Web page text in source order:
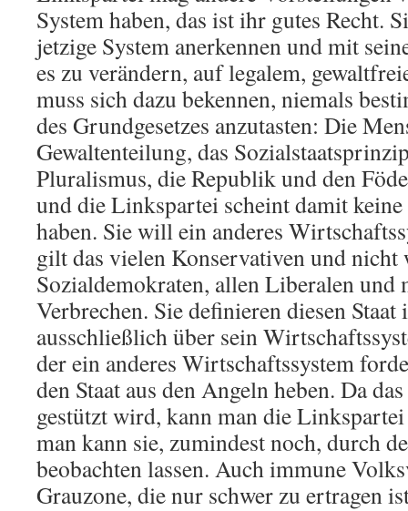
System haben, das ist ihr gutes Recht.
jetzige System anerkennen und mit
es zu verändern, auf legalem,
muss sich dazu bekennen, niemals
des Grundgesetzes anzutasten: Die
Gewaltenteilung, das
Pluralismus, die Republik und den
und die Linkspartei scheint damit
haben. Sie will ein anderes
gilt das vielen Konservativen und nicht
Sozialdemokraten, allen Liberalen und
Verbrechen. Sie definieren diesen
ausschließlich über sein
der ein anderes Wirtschaftssystem
den Staat aus den Angeln heben. Da
gestützt wird, kann man die
man kann sie, zumindest noch, durch
beobachten lassen. Auch immune
Grauzone, die nur schwer zu ertragen